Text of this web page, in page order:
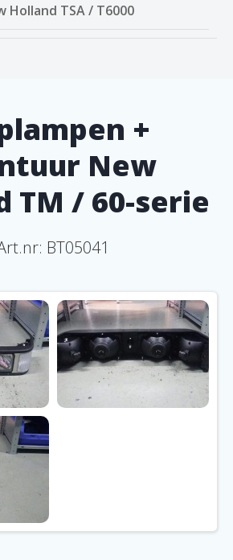
Holland TSA / T6000
+
New
TM / 60-serie
BT05041